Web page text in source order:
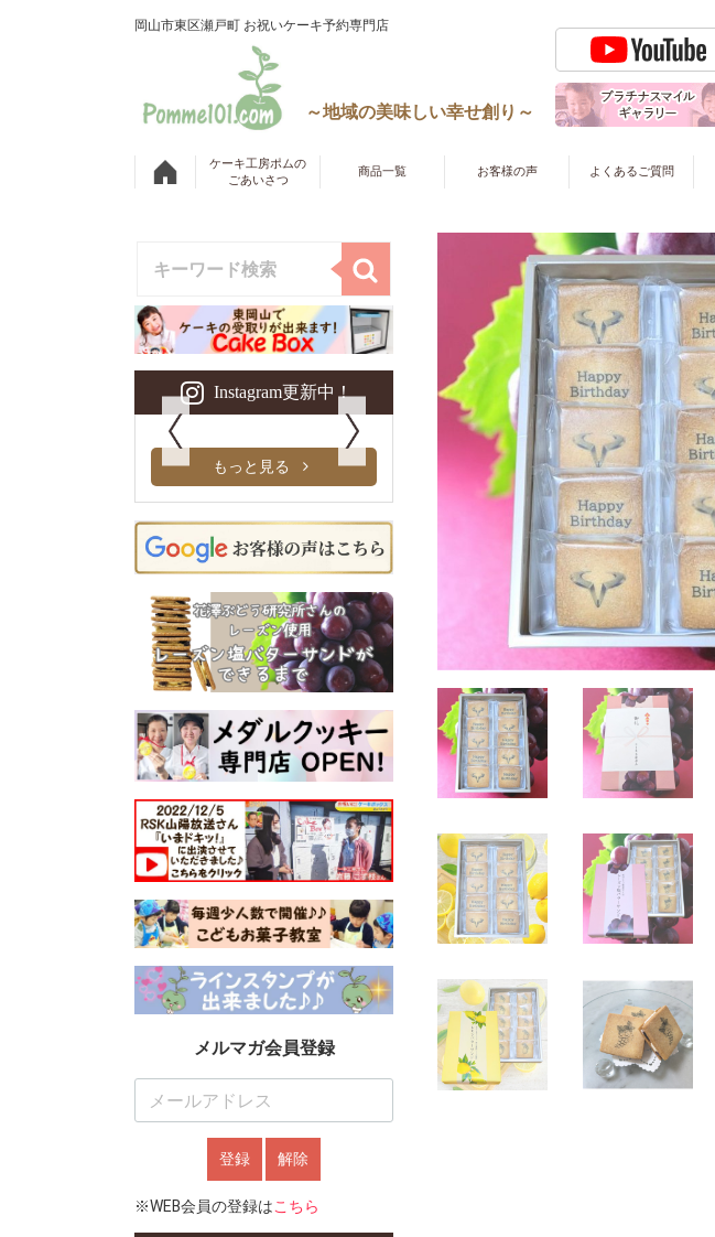
岡山市東区瀬戸町 お祝いケーキ予約専門店
～地域の美味しい幸せ創り～
ケーキ工房ポムの
ごあいさつ
商品一覧 お客様の声 よくあるご質問
Instagram更新中！
もっと見る
メルマガ会員登録
登録 解除
※WEB会員の登録はこちら